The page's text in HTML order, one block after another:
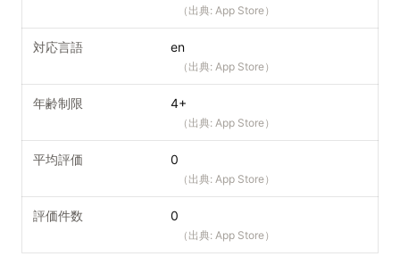
（出典: App Store）
対応言語 en
（出典: App Store）
年齢制限 4+
（出典: App Store）
平均評価 0
（出典: App Store）
評価件数 0
（出典: App Store）